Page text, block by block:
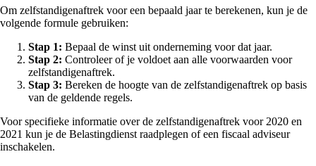
Om zelfstandigenaftrek voor een bepaald jaar te berekenen, kun je de
volgende formule gebruiken:
Stap 1: Bepaal de winst uit onderneming voor dat jaar.
Stap 2: Controleer of je voldoet aan alle voorwaarden voor
zelfstandigenaftrek.
Stap 3: Bereken de hoogte van de zelfstandigenaftrek op basis
van de geldende regels.
Voor specifieke informatie over de zelfstandigenaftrek voor 2020 en
2021 kun je de Belastingdienst raadplegen of een fiscaal adviseur
inschakelen.